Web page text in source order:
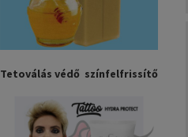
Tetoválás védő színfelfrissítő